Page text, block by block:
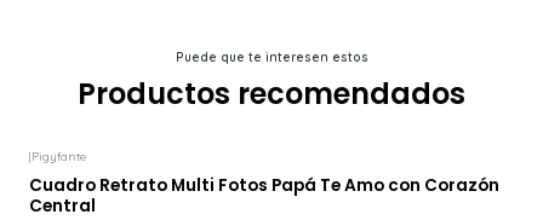
Puede que te interesen estos
Productos recomendados
|Pigyfante
Cuadro Retrato Multi Fotos Papá Te Amo con Corazón
Central